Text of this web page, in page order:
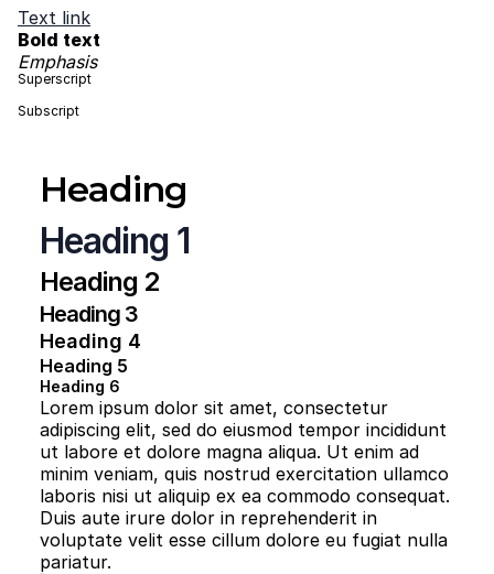
Text link
Bold text
Emphasis
Superscript
Subscript
Heading
Heading 1
Heading 2
Heading 3
Heading 4
Heading 5
Heading 6
Lorem ipsum dolor sit amet, consectetur
adipiscing elit, sed do eiusmod tempor incididunt
ut labore et dolore magna aliqua. Ut enim ad
minim veniam, quis nostrud exercitation ullamco
laboris nisi ut aliquip ex ea commodo consequat.
Duis aute irure dolor in reprehenderit in
voluptate velit esse cillum dolore eu fugiat nulla
pariatur.